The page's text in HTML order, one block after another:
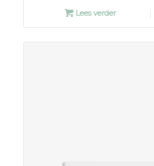
Lees verder